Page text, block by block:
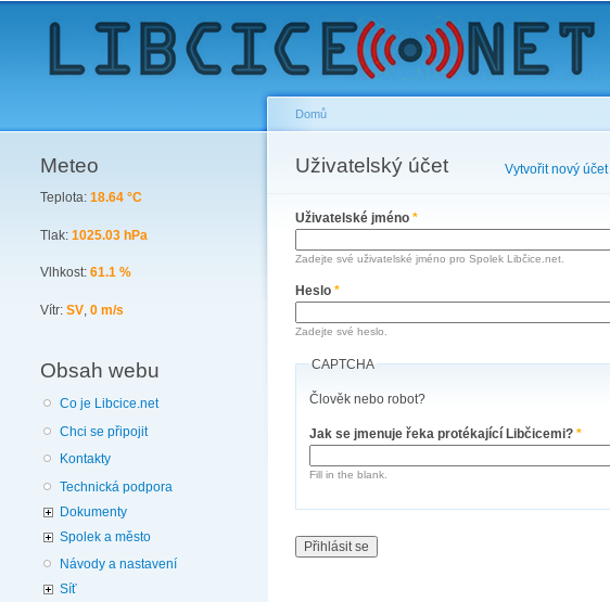
Meteo
Teplota: 18.64 °C
Tlak: 1025.03 hPa
Vlhkost: 61.1 %
Vítr: SV, 0 m/s
Obsah webu
Co je Libcice.net
Chci se připojit
Kontakty
Technická podpora
Dokumenty
Spolek a město
Návody a nastavení
Síť
You are here
Domů
Uživatelský účet
Primary tabs Vytvořit nový účet
Uživatelské jméno *
Zadejte své uživatelské jméno pro Spolek Libčice.net.
Heslo *
Zadejte své heslo.
CAPTCHA
Člověk nebo robot?
Jak se jmenuje řeka protékající Libčicemi?*
Fill in the blank.